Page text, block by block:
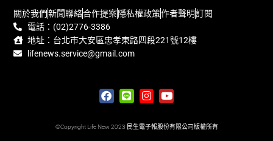
關於我們新聞聯絡合作提案隱私權政策作者聲明訂閱
電話：(02)2776-3386
地址：台北市大安區忠孝東路四段221號12樓
lifenews.service@gmail.com
©Copyright Life New 2023 民生電子報股份有限公司版權所有